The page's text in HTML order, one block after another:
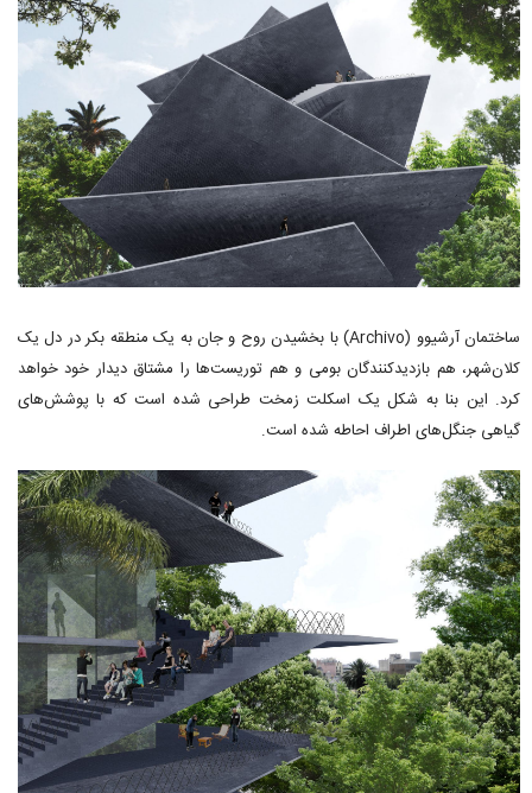
ساختمان آرشیوو (Archivo) با بخشیدن روح و جان به یک منطقه بکر در دل یک
کلان‌شهر، هم بازدیدکنندگان بومی و هم توریست‌ها را مشتاق دیدار خود خواهد
کرد. این بنا به شکل یک اسکلت زمخت طراحی شده است که با پوشش‌های
گیاهی جنگل‌های اطراف احاطه شده است.